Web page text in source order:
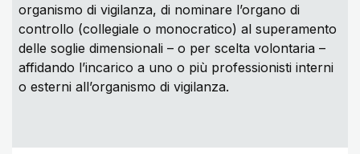
organismo di vigilanza, di nominare l’organo di
controllo (collegiale o monocratico) al superamento
delle soglie dimensionali – o per scelta volontaria –
affidando l’incarico a uno o più professionisti interni
o esterni all’organismo di vigilanza.